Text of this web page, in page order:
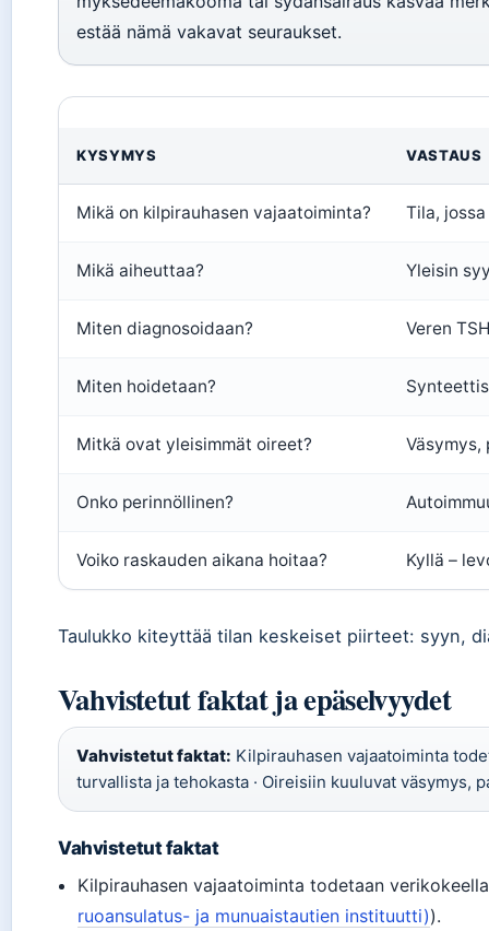
estää nämä vakavat seuraukset.
KYSYMYS VASTAUS
Mikä on kilpirauhasen vajaatoiminta? Tila,
Mikä aiheuttaa? Yleisin
Miten diagnosoidaan? Veren
Miten hoidetaan?
Mitkä ovat yleisimmät oireet? Väsymys,
Onko perinnöllinen?
Voiko raskauden aikana hoitaa? Kyllä –
Taulukko kiteyttää tilan keskeiset piirteet: syyn,
Vahvistetut faktat ja epäselvyydet
Vahvistetut faktat: Kilpirauhasen vajaatoiminta
turvallista ja tehokasta · Oireisiin kuuluvat väsymys,
Vahvistetut faktat
Kilpirauhasen vajaatoiminta todetaan
ruoansulatus- ja munuaistautien instituutti)).